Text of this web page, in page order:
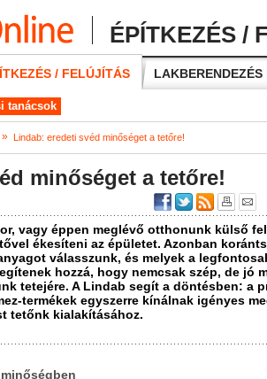
ÉPÍTKEZÉS /
/ FELÚJÍTÁS LAKBERENDEZÉS
tanácsok
» Lindab: eredeti svéd minőséget a tetőre!
minőséget a tetőre!
vagy éppen meglévő otthonunk külső
ékesíteni az épületet. Azonban
válasszunk, és melyek a
hozzá, hogy nemcsak szép, de jó
tetejére. A Lindab segít a döntésben: a
termékek egyszerre kínálnak igényes
tetőnk kialakításához.